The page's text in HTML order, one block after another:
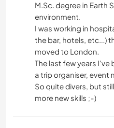
M.Sc. degree in Earth
environment.
I was working in
the bar, hotels, etc...)
moved to London.
The last few years I've
a trip organiser, event
So quite divers, but
more new skills ;-)